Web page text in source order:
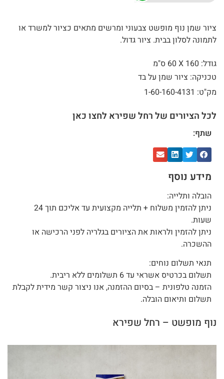
ציור שמן נוף מופשט צבעוני ומרשים מתאים כציור למשרד או
לתמונה לסלון בבית. ציור גדול.
גודל: 160 X
60 ס"מ
טכניקה: ציור שמן על בד
מק"ט: 1-60-160-4131
לכל הציורים של רחל שפירא לחצו כאן
שתף:
מידע נוסף
הובלה ותלייה:
ניתן להזמין משלוח + תלייה מקצועית עד אליכם תוך 24
שעות.
ניתן להזמין ולראות את הציורים בגלריה לפני הרכישה או
ההשכרה.
תנאי תשלום נוחים:
תשלום בכרטיס אשראי עד 6 תשלומים ללא ריבית.
הזמנה טלפונית – בסיום ההזמנה, אנו ניצור קשר מידית לקבלת
תשלום ותיאום הובלה.
נוף מופשט – רחל שפירא